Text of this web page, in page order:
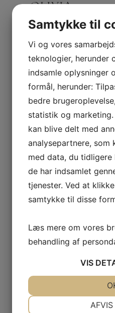
OLIVIA
SOFABORD
Samtykke til
Vi og vores
teknologier, herunder
indsamle oplysninger
formål, herunder:
bedre
statistik og
kan blive delt med
analysepartnere, som
med data, du
de har indsamlet
tjenester. Ved at
samtykke til disse
Læs mere om vores
behandling af
VIS
NØDVENDIGE